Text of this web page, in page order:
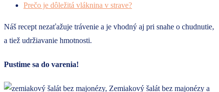
Prečo je dôležitá vláknina v strave?
Náš recept nezaťažuje trávenie a je vhodný aj pri snahe o chudnutie,
a tiež udržiavanie hmotnosti.
Pustime sa do varenia!